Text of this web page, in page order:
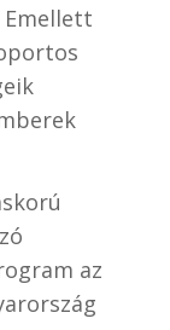
Emellett
az